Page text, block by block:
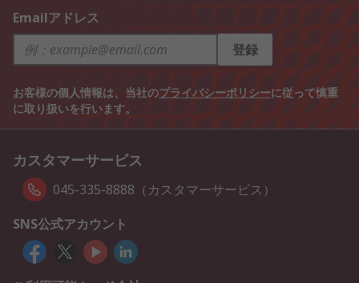
Emailアドレス
登録
お客様の個人情報は、当社のプライバシーポリシーに従って慎重
に取り扱いを行います。
カスタマーサービス
045-335-8888（カスタマーサービス）
SNS公式アカウント